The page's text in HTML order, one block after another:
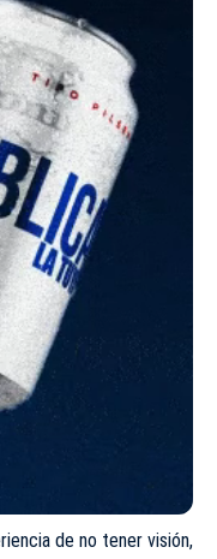
de no tener visión,